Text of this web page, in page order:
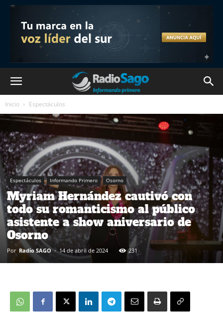
Inicio Espectáculos
Espectáculos Informando Primero Osorno
Myriam Hernández cautivó con
todo su romanticismo al público
asistente a show aniversario de
Osorno
Por Radio SAGO - 14 de abril de 2024 231